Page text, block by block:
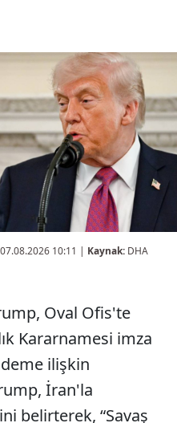
07.08.2026 10:11 | Kaynak: DHA
Oval Ofis'te
Kararnamesi imza
ilişkin
İran'la
belirterek, “Savaş